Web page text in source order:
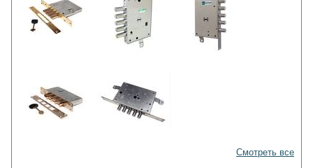
Смотреть все